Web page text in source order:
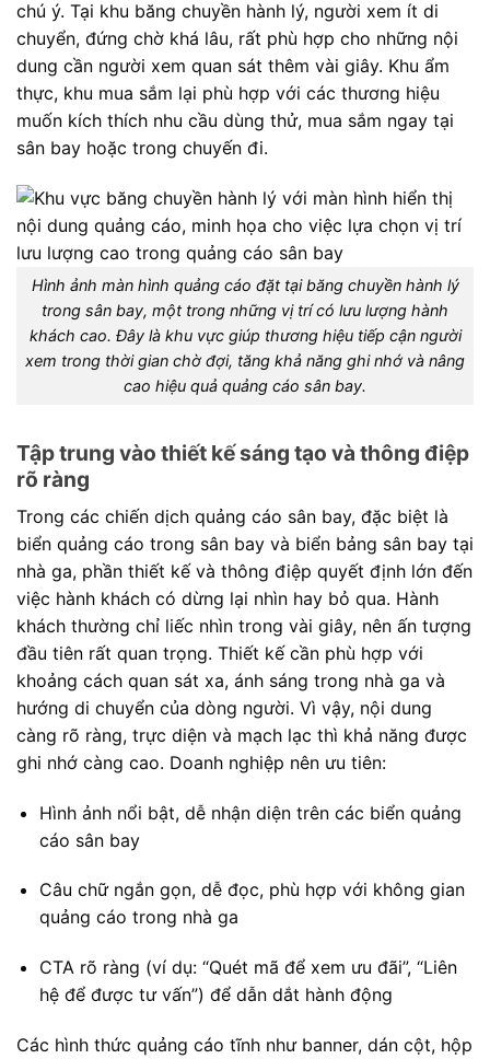
chú ý. Tại khu băng chuyền hành lý, người xem ít di
chuyển, đứng chờ khá lâu, rất phù hợp cho những nội
dung cần người xem quan sát thêm vài giây. Khu ẩm
thực, khu mua sắm lại phù hợp với các thương hiệu
muốn kích thích nhu cầu dùng thử, mua sắm ngay tại
sân bay hoặc trong chuyến đi.
Hình ảnh màn hình quảng cáo đặt tại băng chuyền hành lý
trong sân bay, một trong những vị trí có lưu lượng hành
khách cao. Đây là khu vực giúp thương hiệu tiếp cận người
xem trong thời gian chờ đợi, tăng khả năng ghi nhớ và nâng
cao hiệu quả quảng cáo sân bay.
Tập trung vào thiết kế sáng tạo và thông điệp
rõ ràng
Trong các chiến dịch quảng cáo sân bay, đặc biệt là
biển quảng cáo trong sân bay và biển bảng sân bay tại
nhà ga, phần thiết kế và thông điệp quyết định lớn đến
việc hành khách có dừng lại nhìn hay bỏ qua. Hành
khách thường chỉ liếc nhìn trong vài giây, nên ấn tượng
đầu tiên rất quan trọng. Thiết kế cần phù hợp với
khoảng cách quan sát xa, ánh sáng trong nhà ga và
hướng di chuyển của dòng người. Vì vậy, nội dung
càng rõ ràng, trực diện và mạch lạc thì khả năng được
ghi nhớ càng cao. Doanh nghiệp nên ưu tiên:
Hình ảnh nổi bật, dễ nhận diện trên các biển quảng
cáo sân bay
Câu chữ ngắn gọn, dễ đọc, phù hợp với không gian
quảng cáo trong nhà ga
CTA rõ ràng (ví dụ: “Quét mã để xem ưu đãi”, “Liên
hệ để được tư vấn”) để dẫn dắt hành động
Các hình thức quảng cáo tĩnh như banner, dán cột, hộp